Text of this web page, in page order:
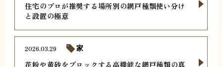
住宅のプロが推奨する場所別の網戸種類使い分け
と設置の極意
花粉や黄砂をブロックする高機能な網戸種類の真
2026.03.29 家